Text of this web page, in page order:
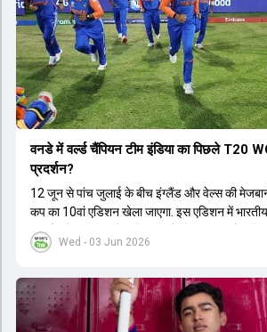
Wed - 03 Jun 2026
वनडे में वर्ल्ड चैंप‍ियन टीम इंडिया का प‍िछले T20
प्रदर्शन?
12 जून से पांच जुलाई के बीच इंग्लैंड और वेल्स की
कप का 10वां एडिशन खेला जाएगा. इस एडिशन में भारतीय
गया है, जो 14 जून को पाकिस्तान के ख‍िलाफ अपने